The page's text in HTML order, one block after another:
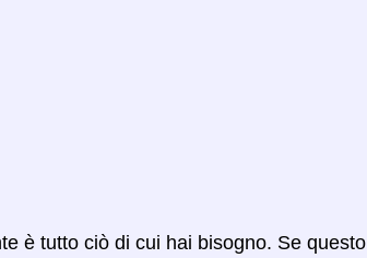
è tutto ciò di cui hai bisogno. Se questo